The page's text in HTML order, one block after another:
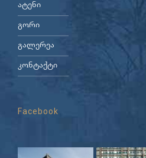
ატენი
გორი
გალერეა
კონტაქტი
Facebook